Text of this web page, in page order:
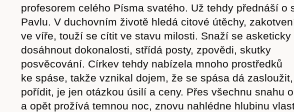
Časopis
profesorem celého Písma svatého. Už tehdy přednáší o
Pavlu. V duchovním životě hledá citové útěchy,
ve víře, touží se cítit ve stavu milosti. Snaží se asketicky
dosáhnout dokonalosti, střídá posty, zpovědi, skutky
posvěcování. Církev tehdy nabízela mnoho prostředků
ke spáse, takže vznikal dojem, že se spása dá zasloužit,
pořídit, je jen otázkou úsilí a ceny. Přes všechnu snahu
a opět prožívá temnou noc, znovu nahlédne hlubinu